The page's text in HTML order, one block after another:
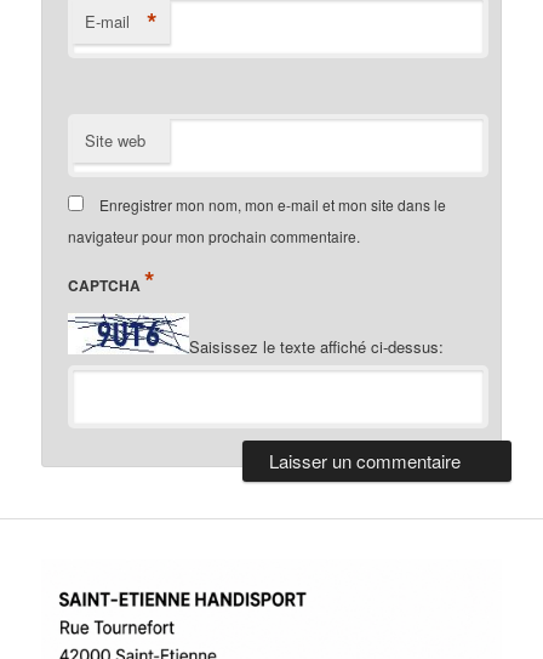
E-mail *
Site web
Enregistrer mon nom, mon e-mail et mon site dans le
navigateur pour mon prochain commentaire.
CAPTCHA*
Saisissez le texte affiché ci-dessus: